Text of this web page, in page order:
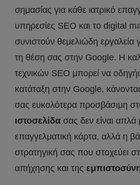
σημασίας για κάθε ιατρικό
υπηρεσίες SEO και το digital
συνιστούν θεμελιώδη εργαλεία
τη θέση σας στην Google. Η
τεχνικών SEO μπορεί να
κατάταξη στην Google,
σας ευκολότερα προσβάσιμη
ιστοσελίδα σας δεν είναι απλά
επαγγελματική κάρτα, αλλά η
στρατηγική σας που στοχεύει
απήχησης και της